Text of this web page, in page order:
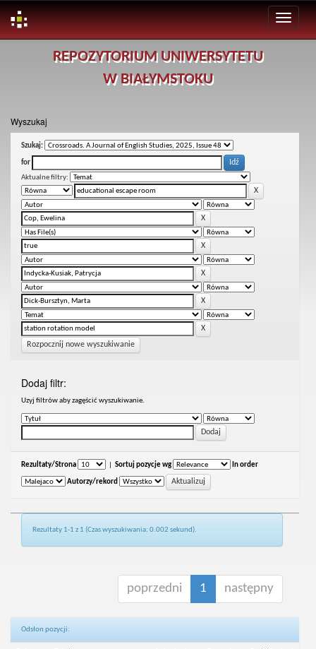
REPOZYTORIUM UNIWERSYTETU
W BIAŁYMSTOKU
Wyszukaj
Szukaj:
for
Aktualne filtry:
Rozpocznij nowe wyszukiwanie
Dodaj filtr:
Uzyj filtrów aby zagęścić wyszukiwanie.
Rezultaty/Strona Sortuj pozycje wg In order
Autorzy/rekord
Rezultaty 1-1 z 1 (Czas wyszukiwania: 0.002 sekund).
poprzedni 1 następny
Odsłon pozycji: